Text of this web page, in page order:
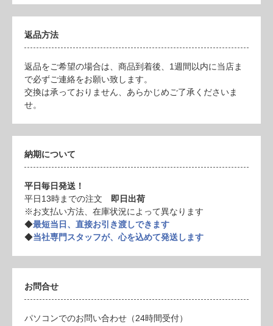
返品方法
返品をご希望の場合は、商品到着後、1週間以内に当店ま
で必ずご連絡をお願い致します。
交換は承っておりません、あらかじめご了承くださいま
せ。
納期について
平日毎日発送！
平日13時までの注文 即日出荷
※お支払い方法、在庫状況によって異なります
◆最短当日、直接お引き渡しできます
◆当社専門スタッフが、心を込めて発送します
お問合せ
パソコンでのお問い合わせ（24時間受付）